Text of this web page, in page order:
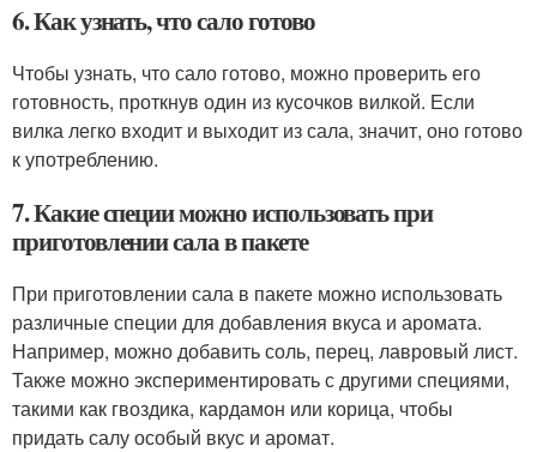
6. Как узнать, что сало готово
Чтобы узнать, что сало готово, можно проверить его
готовность, проткнув один из кусочков вилкой. Если
вилка легко входит и выходит из сала, значит, оно готово
к употреблению.
7. Какие специи можно использовать при
приготовлении сала в пакете
При приготовлении сала в пакете можно использовать
различные специи для добавления вкуса и аромата.
Например, можно добавить соль, перец, лавровый лист.
Также можно экспериментировать с другими специями,
такими как гвоздика, кардамон или корица, чтобы
придать салу особый вкус и аромат.